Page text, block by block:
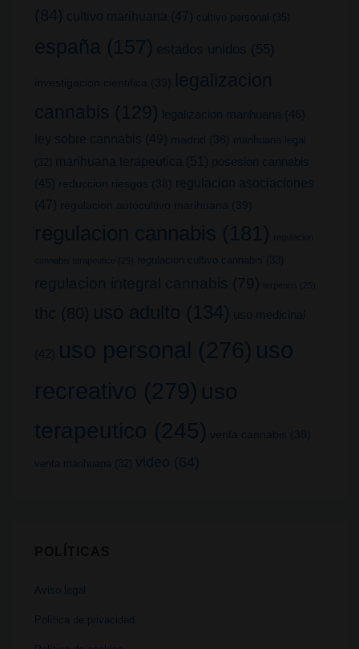
(84) cultivo marihuana (47) cultivo personal (35)
españa (157) estados unidos (55)
investigacion cientifica (39)
legalizacion
cannabis (129) legalizacion marihuana (46)
ley sobre cannabis (49) madrid (38)
marihuana legal
(32)
marihuana terapeutica (51) posesion cannabis
(45) reduccion riesgos (38)
regulacion asociaciones
(47) regulacion autocultivo marihuana (39)
regulacion cannabis (181) regulacion
cannabis terapeutico (25) regulacion cultivo cannabis (33)
regulacion integral cannabis (79) terpenos (25)
thc (80) uso adulto (134) uso medicinal
(42) uso personal (276) uso
recreativo (279) uso
terapeutico (245) venta cannabis (38)
venta marihuana (32) video (64)
Aviso legal
Política de privacidad